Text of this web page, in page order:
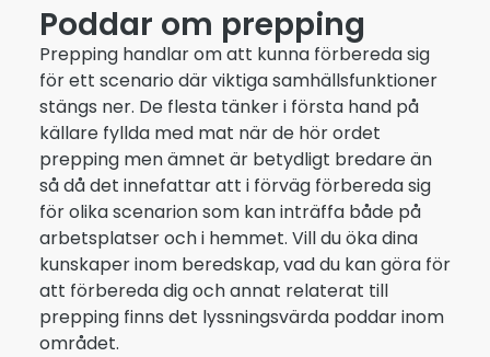
Poddar om prepping
Prepping handlar om att kunna förbereda sig
för ett scenario där viktiga samhällsfunktioner
stängs ner. De flesta tänker i första hand på
källare fyllda med mat när de hör ordet
prepping men ämnet är betydligt bredare än
så då det innefattar att i förväg förbereda sig
för olika scenarion som kan inträffa både på
arbetsplatser och i hemmet. Vill du öka dina
kunskaper inom beredskap, vad du kan göra för
att förbereda dig och annat relaterat till
prepping finns det lyssningsvärda poddar inom
området.